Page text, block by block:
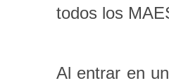
todos los
Al entrar en